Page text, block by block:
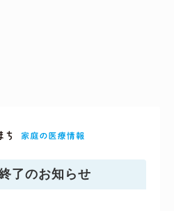
了のお知らせ